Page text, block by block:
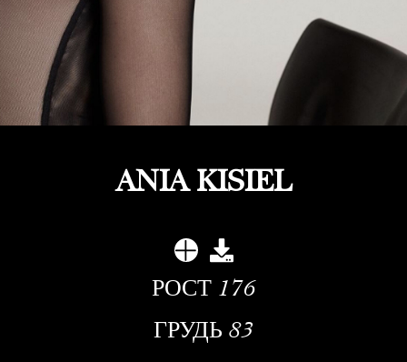
ANIA KISIEL
РОСТ 176
ГРУДЬ 83